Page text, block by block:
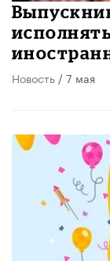
Новость / 7 мая